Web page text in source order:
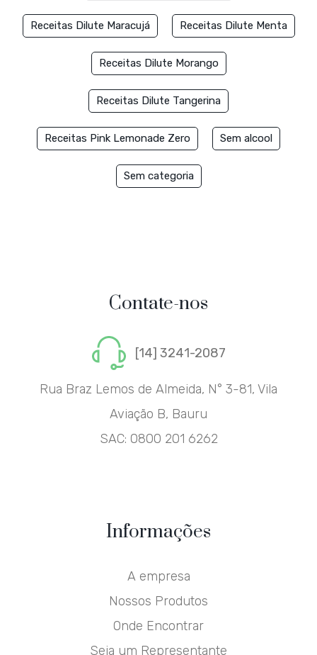
Receitas Dilute Maracujá Receitas Dilute Menta
Receitas Dilute Morango
Receitas Dilute Tangerina
Receitas Pink Lemonade Zero Sem alcool
Sem categoria
Contate-nos
[14] 3241-2087
Rua Braz Lemos de Almeida, N° 3-81, Vila
Aviação B, Bauru
SAC: 0800 201 6262
Informações
A empresa
Nossos Produtos
Onde Encontrar
Seja um Representante